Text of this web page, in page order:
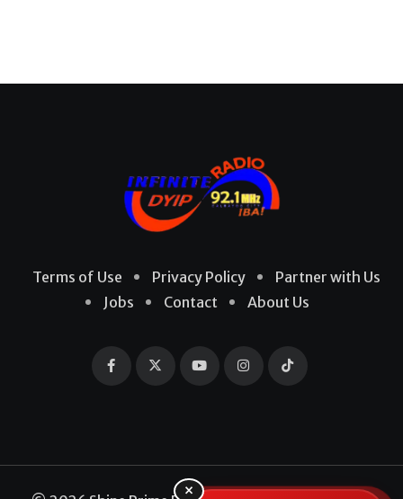
Terms of Use Privacy Policy
Partner with Us
Jobs
Contact About Us
×